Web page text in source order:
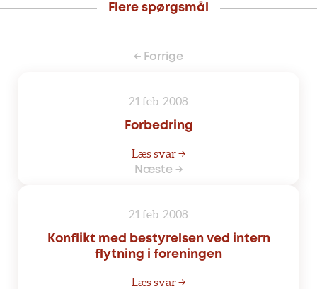
Flere spørgsmål
← Forrige
21 feb. 2008
Forbedring
Læs svar →
Næste →
21 feb. 2008
Konflikt med bestyrelsen ved intern
flytning i foreningen
Læs svar →